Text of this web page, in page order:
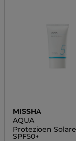
MISSHA
AQUA
Protezioen Solare
SPF50+